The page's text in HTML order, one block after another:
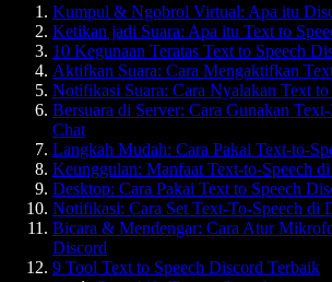
Kumpul & Ngobrol Virtual: Apa itu
Ketikan jadi Suara: Apa itu Text to
10 Kegunaan Teratas Text to Speech
Aktifkan Suara: Cara Mengaktifkan
Notifikasi Suara: Cara Nyalakan Text
Bersuara di Server: Cara Gunakan
Chat
Langkah Mudah: Cara Pakai Text-to-
Keunggulan: Manfaat Text-to-Speech
Desktop: Cara Pakai Text to Speech
Notifikasi: Cara Set Text-To-Speech di
Bicara & Mendengar: Cara Atur
Discord
9 Tool Text to Speech Discord Terbaik